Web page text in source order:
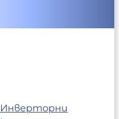
Инверторни